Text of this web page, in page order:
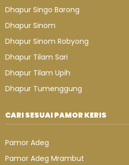
Dhapur Singo Barong
Dhapur Sinom
Dhapur Sinom Robyong
Dhapur Tilam Sari
Dhapur Tilam Upih
Dhapur Tumenggung
CARI SESUAI PAMOR KERIS
Pamor Adeg
Pamor Adeg Mrambut